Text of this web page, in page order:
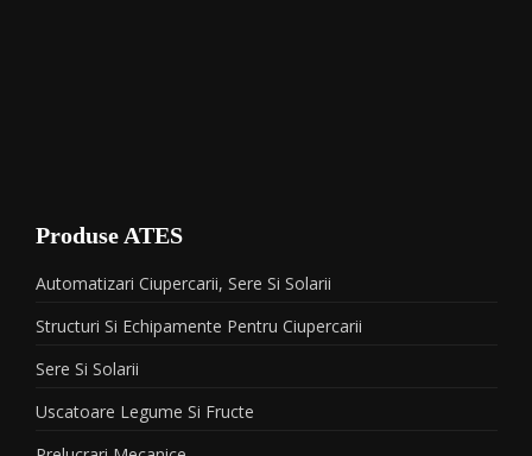
Produse ATES
Automatizari Ciupercarii, Sere Si Solarii
Structuri Si Echipamente Pentru Ciupercarii
Sere Si Solarii
Uscatoare Legume Si Fructe